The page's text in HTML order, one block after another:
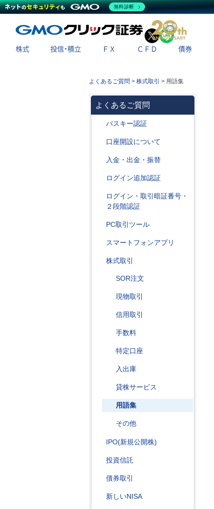
X
株式 投信・積立 ＦＸ ＣＦＤ 債券
よくあるご質問 > 株式取引 > 用語集
よくあるご質問
パスキー認証
口座開設について
入金・出金・振替
ログイン追加認証
ログイン・取引暗証番号・
２段階認証
PC取引ツール
スマートフォンアプリ
株式取引
SOR注文
現物取引
信用取引
手数料
特定口座
入出庫
貸株サービス
用語集
その他
IPO(新規公開株)
投資信託
債券取引
新しいNISA
無料診断